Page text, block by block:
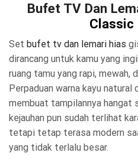
Bufet TV Dan
Classic
Set bufet tv dan lemari hias
dirancang untuk kamu yang
ruang tamu yang rapi, mewah,
Perpaduan warna kayu natural
membuat tampilannya hangat
kejauhan pun sudah terlihat
tetapi tetap terasa modern
yang tidak terlalu besar.